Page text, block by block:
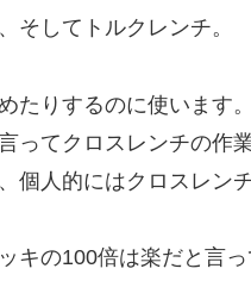
そしてトルクレンチ。
たりするのに使います
ってクロスレンチの作
人的にはクロスレン
の100倍は楽だと言っ